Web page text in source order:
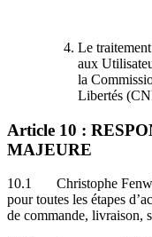
Le
aux
la
Libertés
Article 10 :
MAJEURE
10.1 Christophe
pour toutes les étapes
de commande, livraison,